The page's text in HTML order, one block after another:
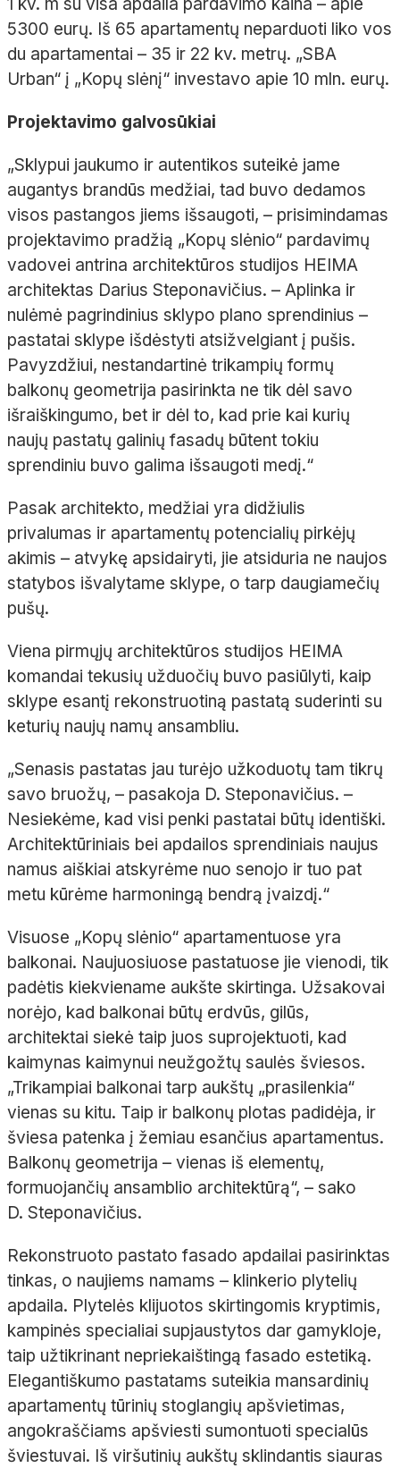
1 kv. m su visa apdaila pardavimo kaina – apie
5300 eurų. Iš 65 apartamentų neparduoti liko vos
du apartamentai – 35 ir 22 kv. metrų. „SBA
Urban“ į „Kopų slėnį“ investavo apie 10 mln. eurų.
Projektavimo galvosūkiai
„Sklypui jaukumo ir autentikos suteikė jame
augantys brandūs medžiai, tad buvo dedamos
visos pastangos jiems išsaugoti, – prisimindamas
projektavimo pradžią „Kopų slėnio“ pardavimų
vadovei antrina architektūros studijos HEIMA
architektas Darius Steponavičius. – Aplinka ir
nulėmė pagrindinius sklypo plano sprendinius –
pastatai sklype išdėstyti atsižvelgiant į pušis.
Pavyzdžiui, nestandartinė trikampių formų
balkonų geometrija pasirinkta ne tik dėl savo
išraiškingumo, bet ir dėl to, kad prie kai kurių
naujų pastatų galinių fasadų būtent tokiu
sprendiniu buvo galima išsaugoti medį.“
Pasak architekto, medžiai yra didžiulis
privalumas ir apartamentų potencialių pirkėjų
akimis – atvykę apsidairyti, jie atsiduria ne naujos
statybos išvalytame sklype, o tarp daugiamečių
pušų.
Viena pirmųjų architektūros studijos HEIMA
komandai tekusių užduočių buvo pasiūlyti, kaip
sklype esantį rekonstruotiną pastatą suderinti su
keturių naujų namų ansambliu.
„Senasis pastatas jau turėjo užkoduotų tam tikrų
savo bruožų, – pasakoja D. Steponavičius. –
Nesiekėme, kad visi penki pastatai būtų identiški.
Architektūriniais bei apdailos sprendiniais naujus
namus aiškiai atskyrėme nuo senojo ir tuo pat
metu kūrėme harmoningą bendrą įvaizdį.“
Visuose „Kopų slėnio“ apartamentuose yra
balkonai. Naujuosiuose pastatuose jie vienodi, tik
padėtis kiekviename aukšte skirtinga. Užsakovai
norėjo, kad balkonai būtų erdvūs, gilūs,
architektai siekė taip juos suprojektuoti, kad
kaimynas kaimynui neužgožtų saulės šviesos.
„Trikampiai balkonai tarp aukštų „prasilenkia“
vienas su kitu. Taip ir balkonų plotas padidėja, ir
šviesa patenka į žemiau esančius apartamentus.
Balkonų geometrija – vienas iš elementų,
formuojančių ansamblio architektūrą“, – sako
D. Steponavičius.
Rekonstruoto pastato fasado apdailai pasirinktas
tinkas, o naujiems namams – klinkerio plytelių
apdaila. Plytelės klijuotos skirtingomis kryptimis,
kampinės specialiai supjaustytos dar gamykloje,
taip užtikrinant nepriekaištingą fasado estetiką.
Elegantiškumo pastatams suteikia mansardinių
apartamentų tūrinių stoglangių apšvietimas,
angokraščiams apšviesti sumontuoti specialūs
šviestuvai. Iš viršutinių aukštų sklindantis siauras